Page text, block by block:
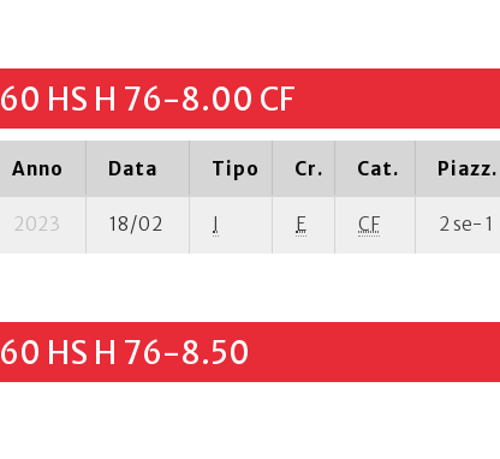
60 HS H 76-8.00 CF
Anno Data Tipo Cr. Cat. Piazz.
2023 18/02 I E CF 2 se- 1
60 HS H 76-8.50